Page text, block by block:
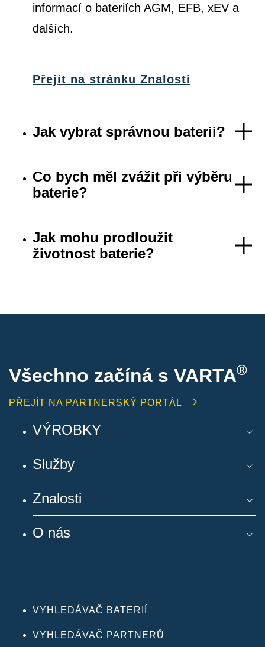
informací o bateriích AGM, EFB, xEV a
dalších.
Přejít na stránku Znalosti
Jak vybrat správnou baterii?
Co bych měl zvážit při výběru
baterie?
Jak mohu prodloužit
životnost baterie?
Všechno začíná s VARTA®
PŘEJÍT NA PARTNERSKÝ PORTÁL
VÝROBKY
Služby
Znalosti
O nás
VYHLEDÁVAČ BATERIÍ
VYHLEDÁVAČ PARTNERŮ